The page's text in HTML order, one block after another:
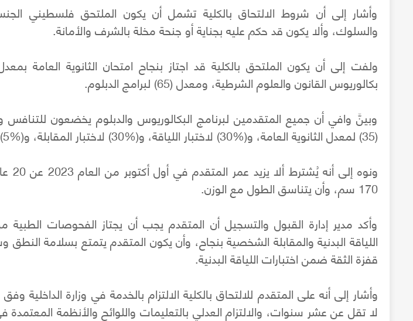
وأشار إلى أن شروط الالتحاق بالكلية تشمل أن يكون الملتحق فلسطيني
والسلوك، وألا يكون قد حكم عليه بجناية أو جنحة مخلة بالشرف والأمانة.
بكالوريوس القانون والعلوم الشرطية، ومعدل (65) لبرامج الدبلوم.
وبينَّ وافي أن جميع المتقدمين لبرنامج البكالوريوس والدبلوم يخضعون للتنافس
(35) لمعدل الثانوية العامة، و(%30) لاختبار اللياقة، و(%30) لاختبار المقابلة، و(%5) لاختبار الثقافة.
170 سم، وأن يتناسق الطول مع الوزن.
وأكد مدير إدارة القبول والتسجيل أن المتقدم يجب أن يجتاز الفحوصات الطبية
اللياقة البدنية والمقابلة الشخصية بنجاح، وأن يكون المتقدم يتمتع بسلامة النطق
قفزة الثقة ضمن اختبارات اللياقة البدنية.
وأشار إلى أنه على المتقدم للالتحاق بالكلية الالتزام بالخدمة في وزارة الداخلية
لا تقل عن عشر سنوات، والالتزام العدلي بالتعليمات واللوائح والأنظمة المعتمدة